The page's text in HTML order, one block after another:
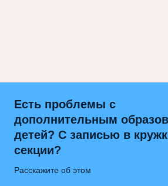
Есть проблемы с
дополнительным
детей? С записью в
секции?
Расскажите об этом